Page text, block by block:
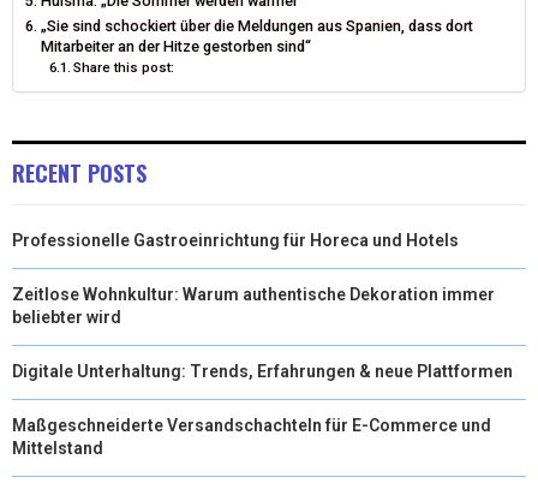
)
„Sie sind schockiert über die Meldungen aus Spanien, dass dort
Mitarbeiter an der Hitze gestorben sind“
Share this post:
RECENT POSTS
Professionelle Gastroeinrichtung für Horeca und Hotels
Zeitlose Wohnkultur: Warum authentische Dekoration immer
beliebter wird
Digitale Unterhaltung: Trends, Erfahrungen & neue Plattformen
Maßgeschneiderte Versandschachteln für E-Commerce und
Mittelstand